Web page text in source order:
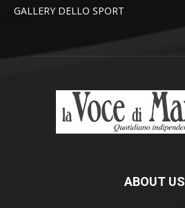
GALLERY DELLO SPORT
ABOUT US